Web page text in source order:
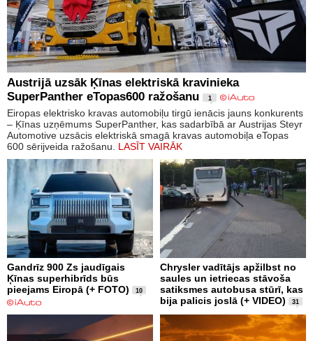
Austrijā uzsāk Ķīnas elektriskā kravinieka
SuperPanther eTopas600 ražošanu
1
Eiropas elektrisko kravas automobiļu tirgū ienācis jauns konkurents
– Ķīnas uzņēmums SuperPanther, kas sadarbībā ar Austrijas Steyr
Automotive uzsācis elektriskā smagā kravas automobiļa eTopas
600 sērijveida ražošanu. LASĪT VAIRĀK
Gandrīz 900 Zs jaudīgais
Ķīnas superhibrīds būs
pieejams Eiropā (+ FOTO)
10
Chrysler vadītājs apžilbst no
saules un ietriecas stāvoša
satiksmes autobusa stūrī, kas
bija palicis joslā (+ VIDEO)
31